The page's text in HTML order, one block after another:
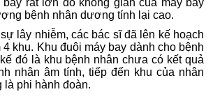
rất lớn do không gian của máy bay
bệnh nhân dương tính lại cao.
lây nhiễm, các bác sĩ đã lên kế hoạch
khu. Khu đuôi máy bay dành cho bệnh
đó là khu bệnh nhân chưa có kết quả
nhân âm tính, tiếp đến khu của nhân
là phi hành đoàn.